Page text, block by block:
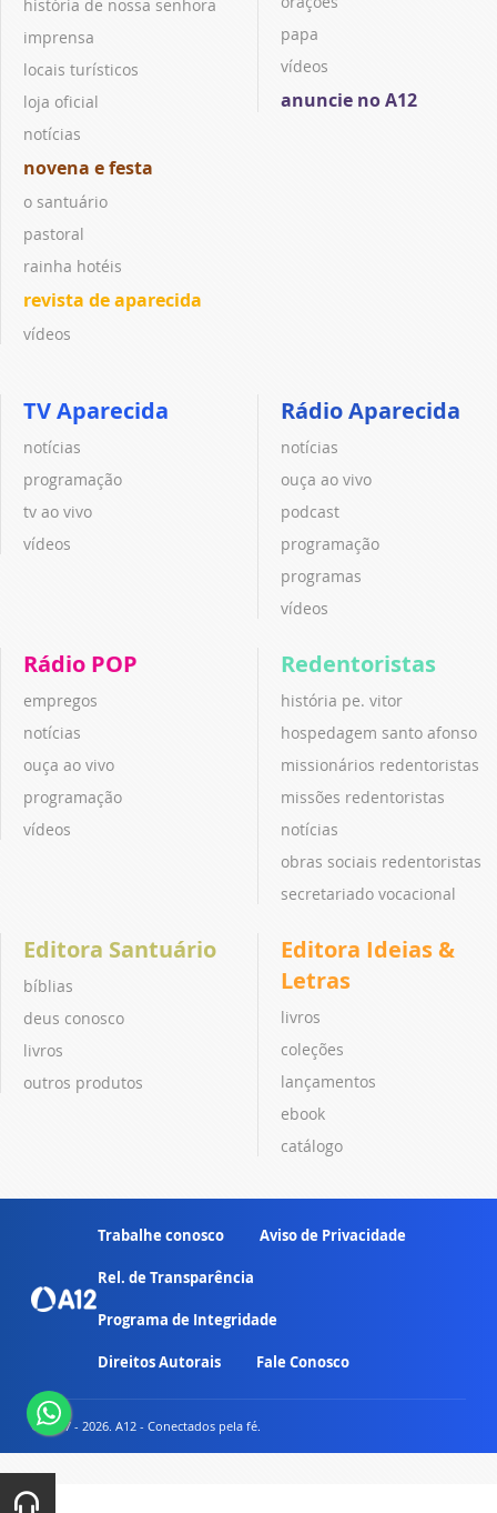
história de nossa senhora
imprensa
locais turísticos
loja oficial
notícias
novena e festa
o santuário
pastoral
rainha hotéis
revista de aparecida
vídeos
papa
vídeos
anuncie no A12
TV Aparecida
notícias
programação
tv ao vivo
vídeos
Rádio Aparecida
notícias
ouça ao vivo
podcast
programação
programas
vídeos
Rádio POP
empregos
notícias
ouça ao vivo
programação
vídeos
Redentoristas
história pe. vitor
hospedagem santo afonso
missionários redentoristas
missões redentoristas
notícias
obras sociais redentoristas
secretariado vocacional
Editora Santuário
bíblias
deus conosco
livros
outros produtos
Editora Ideias &
Letras
livros
coleções
lançamentos
ebook
catálogo
Trabalhe conosco Aviso de Privacidade
Rel. de Transparência
Programa de Integridade
Direitos Autorais Fale Conosco
© 2007 - 2026. A12 - Conectados pela fé.